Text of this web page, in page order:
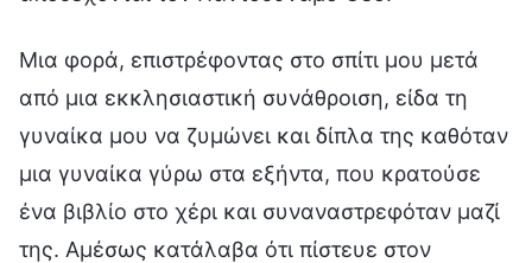
Μια φορά, επιστρέφοντας στο σπίτι μου μετά
από μια εκκλησιαστική συνάθροιση, είδα τη
γυναίκα μου να ζυμώνει και δίπλα της καθόταν
μια γυναίκα γύρω στα εξήντα, που κρατούσε
ένα βιβλίο στο χέρι και συναναστρεφόταν μαζί
της. Αμέσως κατάλαβα ότι πίστευε στον